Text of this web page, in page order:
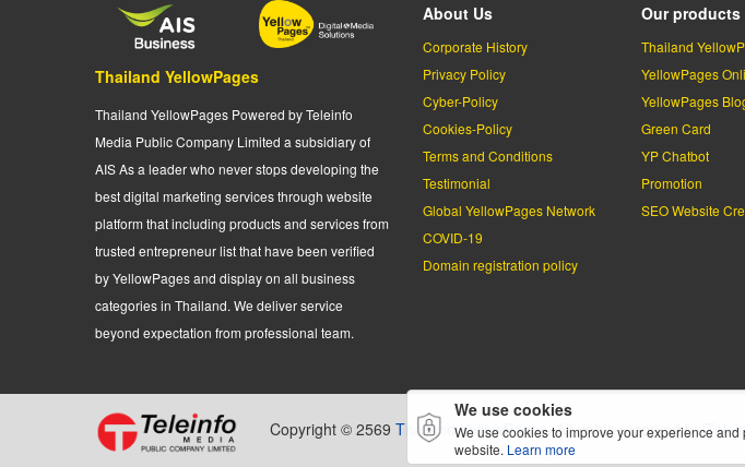
Thailand YellowPages
Thailand YellowPages Powered by Teleinfo
Media Public Company Limited a subsidiary of
AIS As a leader who never stops developing the
best digital marketing services through website
platform that including products and services from
trusted entrepreneur list that have been verified
by YellowPages and display on all business
categories in Thailand. We deliver service
beyond expectation from professional team.
About Us
Corporate History
Privacy Policy
Cyber-Policy
Cookies-Policy
Terms and Conditions
Testimonial
Global YellowPages Network
COVID-19
Domain registration policy
Our products
Thailand
YellowPages
YellowPages
Green Card
YP Chatbot
Promotion
SEO Website
Copyright © 2569 Thailand YellowPages.All rights reserved by
We use cookies
We use cookies to improve your experience
website. Learn more